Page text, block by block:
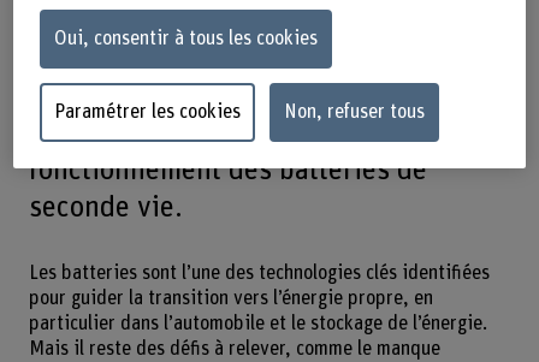
batterie (BMS) afin d’améliorer
l’interopérabilité entre la chimie et
l’architecture des batteries, et de
renforcer la fiabilité du
fonctionnement des batteries de
seconde vie.
Les batteries sont l’une des technologies clés identifiées
pour guider la transition vers l’énergie propre, en
particulier dans l’automobile et le stockage de l’énergie.
Mais il reste des défis à relever, comme le manque
Oui, consentir à tous les cookies
Paramétrer les cookies Non, refuser tous